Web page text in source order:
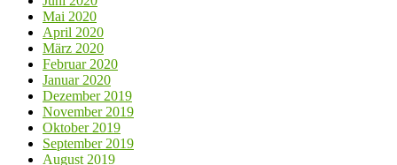
Mai 2020
April 2020
März 2020
Februar 2020
Januar 2020
Dezember 2019
November 2019
Oktober 2019
September 2019
August 2019